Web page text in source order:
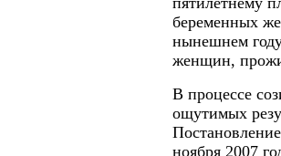
беременных
нынешнем
женщин,
В процессе
ощутимых
ноября 2007